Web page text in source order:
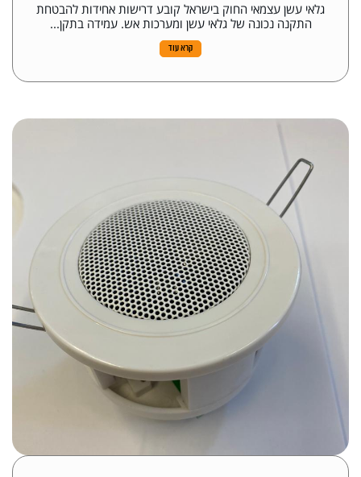
גלאי עשן עצמאי החוק בישראל קובע דרישות אחידות להבטחת
התקנה נכונה של גלאי עשן ומערכות אש. עמידה בתקן...
קרא עוד